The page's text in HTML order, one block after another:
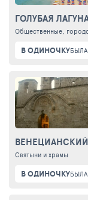
ГОЛУБАЯ
Общественные,
В ОДИНОЧКУБЫЛА
Святыни и храмы
В ОДИНОЧКУБЫЛА